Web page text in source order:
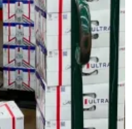
るカジノゲームです。
ルールながら、高度な
ランプ
、テクニックとストラ